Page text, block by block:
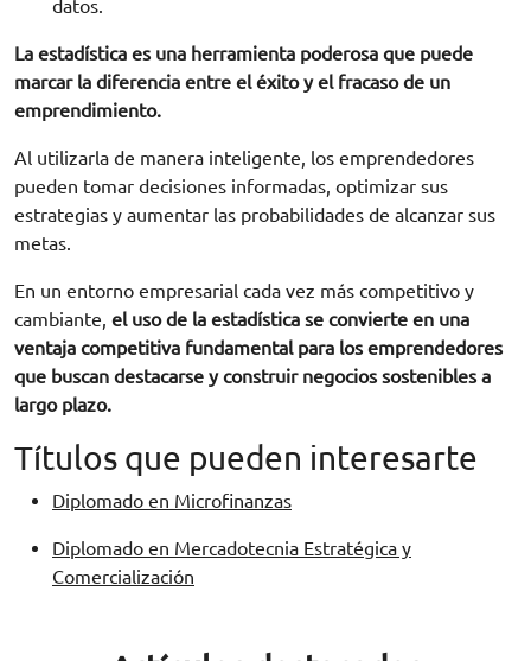
datos.
La estadística es una herramienta poderosa que puede
marcar la diferencia entre el éxito y el fracaso de un
emprendimiento.
Al utilizarla de manera inteligente, los emprendedores
pueden tomar decisiones informadas, optimizar sus
estrategias y aumentar las probabilidades de alcanzar sus
metas.
En un entorno empresarial cada vez más competitivo y
cambiante, el uso de la estadística se convierte en una
ventaja competitiva fundamental para los emprendedores
que buscan destacarse y construir negocios sostenibles a
largo plazo.
Títulos que pueden interesarte
Diplomado en Microfinanzas
Diplomado en Mercadotecnia Estratégica y
Comercialización